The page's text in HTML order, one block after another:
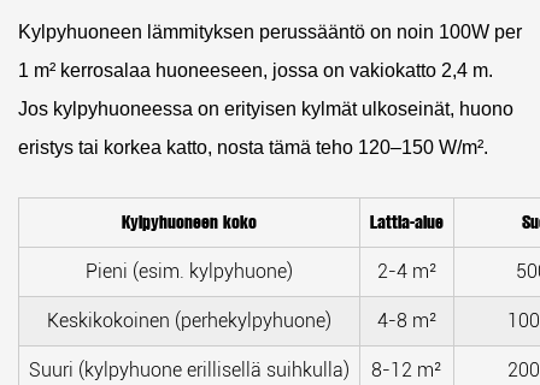
Kylpyhuoneen lämmityksen perussääntö on noin 100W per
1 m² kerrosalaa huoneeseen, jossa on vakiokatto 2,4 m.
Jos kylpyhuoneessa on erityisen kylmät ulkoseinät, huono
eristys tai korkea katto, nosta tämä teho 120–150 W/m².
Kylpyhuoneen koko Lattia-alue
Pieni (esim. kylpyhuone) 2-4 m²
Keskikokoinen (perhekylpyhuone) 4-8 m²
Suuri (kylpyhuone erillisellä suihkulla) 8-12 m²